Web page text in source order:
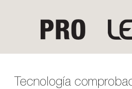
Tecnología